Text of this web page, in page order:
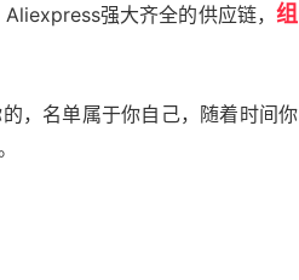
强大齐全的供应链， 组
，名单属于你自己，随着时间你